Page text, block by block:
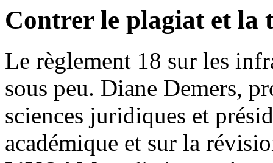
Contrer le plagiat et la
Le règlement 18 sur les
sous peu. Diane Demers,
sciences juridiques et
académique et sur la